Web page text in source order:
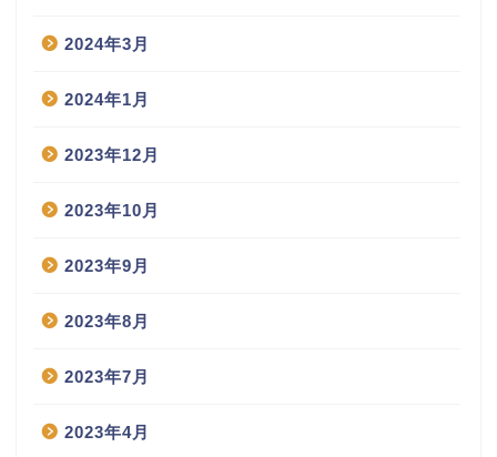
2024年3月
2024年1月
2023年12月
2023年10月
2023年9月
2023年8月
2023年7月
2023年4月